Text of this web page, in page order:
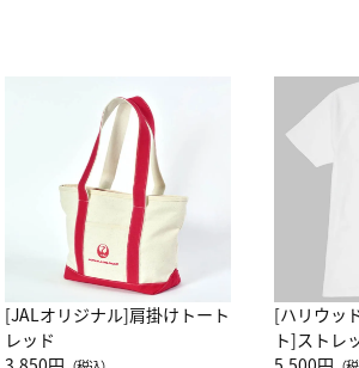
[JALオリジナル]肩掛けトート
レッド
[ハリウッ
ト]ストレ